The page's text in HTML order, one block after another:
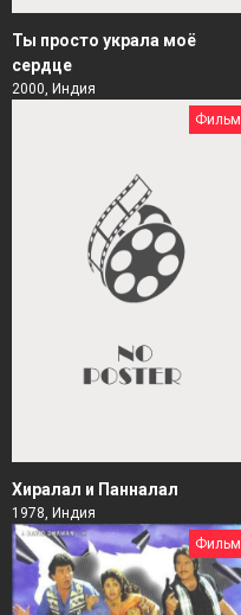
Ты просто украла моё
сердце
2000, Индия
Фильм
Хиралал и Панналал
1978, Индия
Фильм